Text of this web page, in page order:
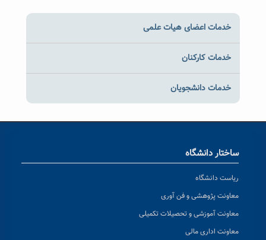
خدمات اعضای هیات علمی
خدمات کارکنان
خدمات دانشجویان
ساختار دانشگاه
ریاست دانشگاه
معاونت پژوهشی و فن آوری
معاونت آموزشی و تحصیلات تکمیلی
معاونت اداری مالی